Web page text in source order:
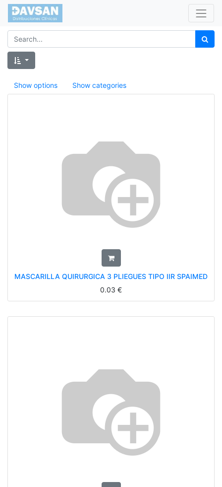
Show options Show categories
MASCARILLA QUIRURGICA 3 PLIEGUES TIPO IIR SPAIMED
0.03 €